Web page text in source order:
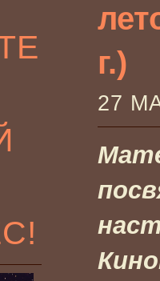
г.)
27